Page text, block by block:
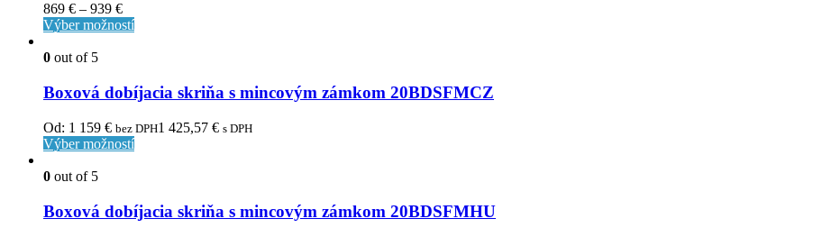
869 € – 939 €
Výber možností
0 out of 5
Boxová dobíjacia skriňa s mincovým zámkom 20BDSFMCZ
Od: 1 159 € bez DPH1 425,57 € s DPH
Výber možností
0 out of 5
Boxová dobíjacia skriňa s mincovým zámkom 20BDSFMHU